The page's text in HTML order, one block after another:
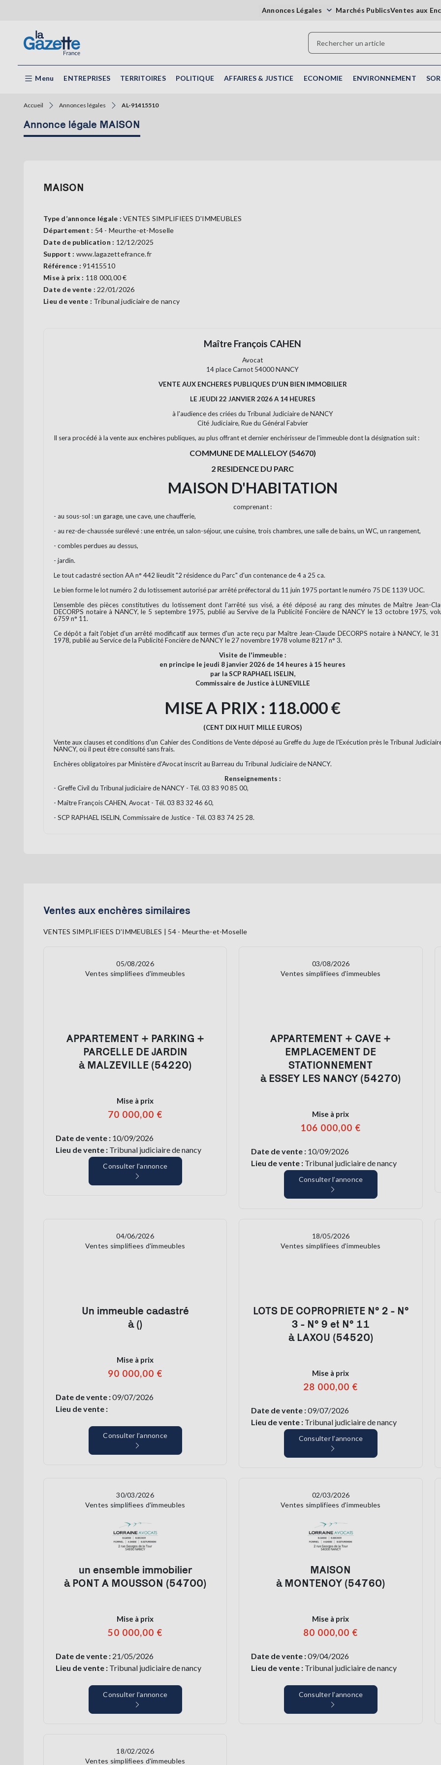
Annonces Légales Marchés PublicsVentes aux
Menu ENTREPRISES TERRITOIRES POLITIQUE AFFAIRES & JUSTICE ECONOMIE ENVIRONNEMENT
Accueil Annonces légales AL-91415510
Annonce légale MAISON
MAISON
Type d’annonce légale : VENTES SIMPLIFIEES D'IMMEUBLES
Département : 54 - Meurthe-et-Moselle
Date de publication : 12/12/2025
Support : www.lagazettefrance.fr
Référence : 91415510
Mise à prix : 118 000,00 €
Date de vente : 22/01/2026
Lieu de vente : Tribunal judiciaire de nancy
Maître François CAHEN
Avocat
14 place Carnot 54000 NANCY
VENTE AUX ENCHERES PUBLIQUES D'UN BIEN IMMOBILIER
LE JEUDI 22 JANVIER 2026 A 14 HEURES
à l'audience des criées du Tribunal Judiciaire de NANCY
Cité Judiciaire, Rue du Général Fabvier
Il sera procédé à la vente aux enchères publiques, au plus offrant et dernier enchérisseur de l'immeuble dont la désignation suit :
COMMUNE DE MALLELOY (54670)
2 RESIDENCE DU PARC
MAISON D'HABITATION
comprenant :
- au sous-sol : un garage, une cave, une chaufferie,
- au rez-de-chaussée surélevé : une entrée, un salon-séjour, une cuisine, trois chambres, une salle de bains, un WC, un rangement,
- combles perdues au dessus,
- jardin.
Le tout cadastré section AA n° 442 lieudit "2 résidence du Parc" d'un contenance de 4 a 25 ca.
Le bien forme le lot numéro 2 du lotissement autorisé par arrêté préfectoral du 11 juin 1975 portant le numéro 75 DE 1139 UOC.
L'ensemble des pièces constitutives du lotissement dont l'arrêté sus visé, a été déposé au rang des minutes de Maître Jean-
DECORPS notaire à NANCY, le 5 septembre 1975, publié au Servive de la Publicité Foncière de NANCY le 13 octobre 1975,
6759 n° 11.
Ce dépôt a fait l'objet d’un arrêté modificatif aux termes d'un acte reçu par Maître Jean-Claude DECORPS notaire à NANCY, le 31
1978, publié au Service de la Publicité Foncière de NANCY le 27 novembre 1978 volume 8217 n° 3.
Visite de l'immeuble :
en principe le jeudi 8 janvier 2026 de 14 heures à 15 heures
par la SCP RAPHAEL ISELIN,
Commissaire de Justice à LUNEVILLE
MISE A PRIX : 118.000 €
(CENT DIX HUIT MILLE EUROS)
Vente aux clauses et conditions d'un Cahier des Conditions de Vente déposé au Greffe du Juge de l'Exécution près le Tribunal
NANCY, où il peut être consulté sans frais.
Enchères obligatoires par Ministère d'Avocat inscrit au Barreau du Tribunal Judiciaire de NANCY.
Renseignements :
- Greffe Civil du Tribunal judiciaire de NANCY - Tél. 03 83 90 85 00,
- Maître François CAHEN, Avocat - Tél. 03 83 32 46 60,
- SCP RAPHAEL ISELIN, Commissaire de Justice - Tél. 03 83 74 25 28.
Ventes aux enchères similaires
VENTES SIMPLIFIEES D'IMMEUBLES | 54 - Meurthe-et-Moselle
05/08/2026
Ventes simplifiees d'immeubles
APPARTEMENT + PARKING +
PARCELLE DE JARDIN
à MALZEVILLE (54220)
Mise à prix
70 000,00 €
Date de vente : 10/09/2026
Lieu de vente : Tribunal judiciaire de nancy
Consulter l’annonce
03/08/2026
Ventes simplifiees d'immeubles
APPARTEMENT + CAVE +
EMPLACEMENT DE
STATIONNEMENT
à ESSEY LES NANCY (54270)
Mise à prix
106 000,00 €
Date de vente : 10/09/2026
Lieu de vente : Tribunal judiciaire de nancy
Consulter l’annonce
04/06/2026
Ventes simplifiees d'immeubles
Un immeuble cadastré
à ()
Mise à prix
90 000,00 €
Date de vente :09/07/2026
Lieu de vente :
Consulter l’annonce
18/05/2026
Ventes simplifiees d'immeubles
LOTS DE COPROPRIETE N° 2 - N°
3 - N° 9 et N° 11
à LAXOU (54520)
Mise à prix
28 000,00 €
Date de vente :09/07/2026
Lieu de vente : Tribunal judiciaire de nancy
Consulter l’annonce
30/03/2026
Ventes simplifiees d'immeubles
un ensemble immobilier
à PONT A MOUSSON (54700)
Mise à prix
50 000,00 €
Date de vente : 21/05/2026
Lieu de vente : Tribunal judiciaire de nancy
Consulter l’annonce
02/03/2026
Ventes simplifiees d'immeubles
MAISON
à MONTENOY (54760)
Mise à prix
80 000,00 €
Date de vente :09/04/2026
Lieu de vente : Tribunal judiciaire de nancy
Consulter l’annonce
18/02/2026
Ventes simplifiees d'immeubles